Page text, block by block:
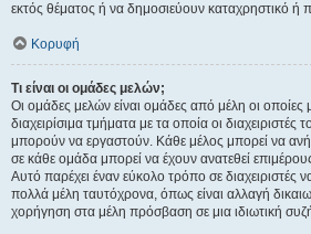
εκτός θέματος ή να δημοσιεύουν καταχρηστικό ή
Κορυφή
Τι είναι οι ομάδες μελών;
Οι ομάδες μελών είναι ομάδες από μέλη οι οποίες
διαχειρίσιμα τμήματα με τα οποία οι
μπορούν να εργαστούν. Κάθε μέλος μπορεί να
σε κάθε ομάδα μπορεί να έχουν ανατεθεί
Αυτό παρέχει έναν εύκολο τρόπο σε διαχειριστές
πολλά μέλη ταυτόχρονα, όπως είναι αλλαγή
χορήγηση στα μέλη πρόσβαση σε μια ιδιωτική